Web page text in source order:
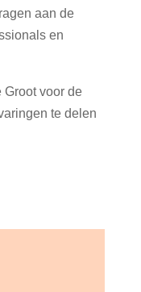
aan de
en
Groot voor de
te delen